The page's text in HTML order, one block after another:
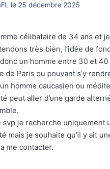
le 25 décembre 2025
célibataire de 34 ans et
très bien, l’idée de
un homme entre 30 et 40
de Paris ou pouvant s’y
homme caucasien ou
peut aller d’une garde
svp je recherche uniquement
mais je souhaite qu’il y ait
me contacter.